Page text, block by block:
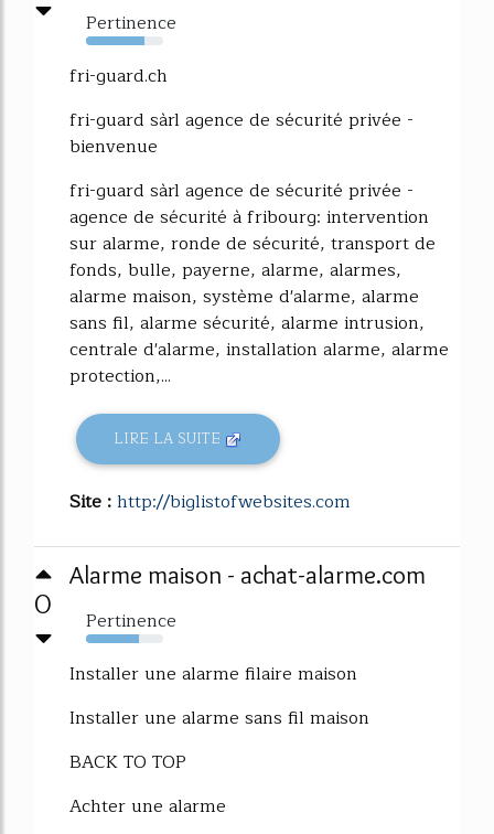
Pertinence
76%
fri-guard.ch
fri-guard sàrl agence de sécurité privée -
bienvenue
fri-guard sàrl agence de sécurité privée -
agence de sécurité à fribourg: intervention
sur alarme, ronde de sécurité, transport de
fonds, bulle, payerne, alarme, alarmes,
alarme maison, système d'alarme, alarme
sans fil, alarme sécurité, alarme intrusion,
centrale d'alarme, installation alarme, alarme
protection,...
LIRE LA SUITE
Site :http://biglistofwebsites.com
0
Alarme maison - achat-alarme.com
Pertinence
68%
Installer une alarme filaire maison
Installer une alarme sans fil maison
BACK TO TOP
Achter une alarme